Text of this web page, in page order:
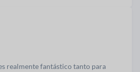
realmente fantástico tanto para